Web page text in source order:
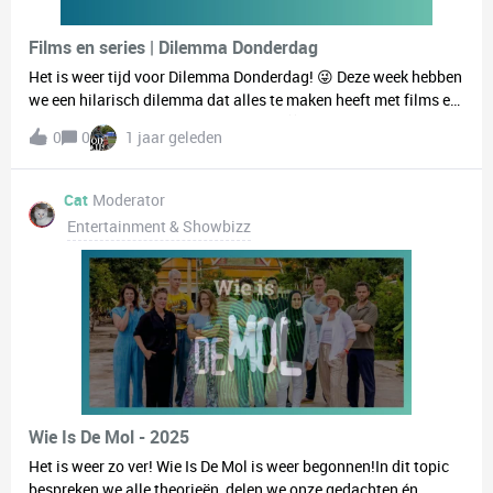
Films en series | Dilemma Donderdag
Het is weer tijd voor Dilemma Donderdag! 😜 Deze week hebben
we een hilarisch dilemma dat alles te maken heeft met films en
series. Stel je voor:Wat zou jij kiezen?📺 Elke film en serie kijken
die je wil, maar alleen op een piepklein schermpje. 🖥️ Of altijd
kijken op een huge scherm, maar je mag slechts één film of
serie per jaar kiezen om te kijken.Hmm, dat is echt een lastige
keuze, toch? We zijn superbenieuwd naar jullie keuzes en
natuurlijk de redenen waarom! Deel je antwoorden in de
reacties hieronder! 💬
0 0 1 jaar geleden
Cat Moderator
Entertainment & Showbizz
Wie Is De Mol - 2025
Het is weer zo ver! Wie Is De Mol is weer begonnen!In dit topic